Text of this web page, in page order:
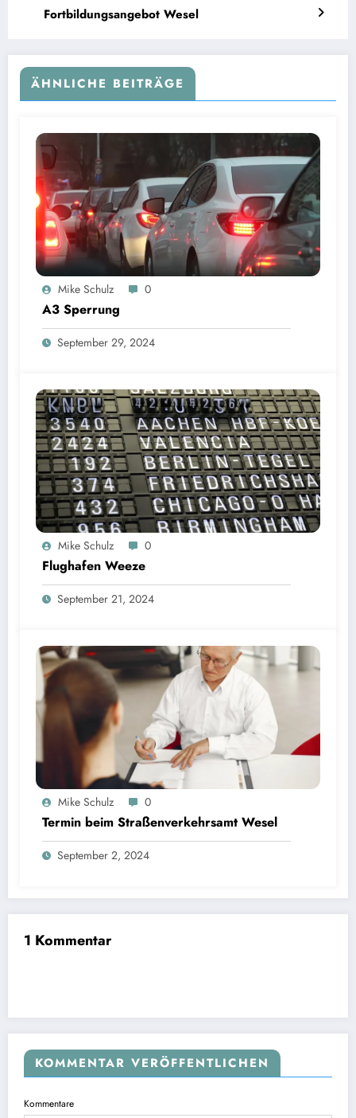
Fortbildungsangebot Wesel
ÄHNLICHE BEITRÄGE
Mike Schulz 0
A3 Sperrung
September 29, 2024
Mike Schulz 0
Flughafen Weeze
September 21, 2024
Mike Schulz 0
Termin beim Straßenverkehrsamt Wesel
September 2, 2024
1 Kommentar
KOMMENTAR VERÖFFENTLICHEN
Kommentare